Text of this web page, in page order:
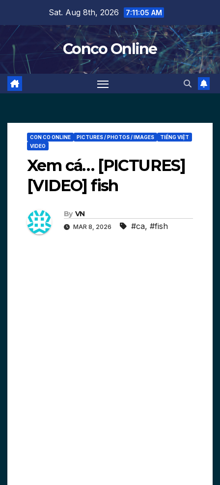
content
Sat. Aug 8th, 2026 7:11:06 AM
Conco Online
CON CO ONLINE PICTURES / PHOTOS / IMAGES
TIẾNG VIỆT
VIDEO
Xem cá… [PICTURES]
[VIDEO] fish
By VN
MAR 8, 2026 #ca, #fish